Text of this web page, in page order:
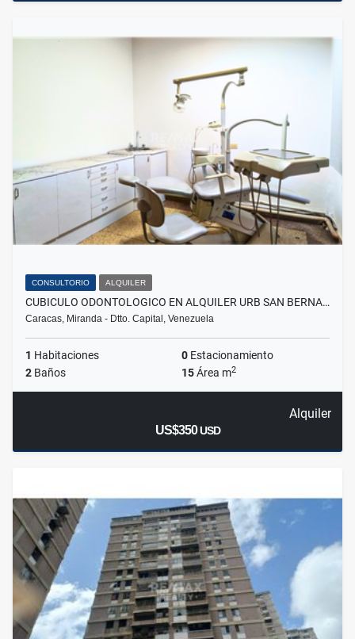
CONSULTORIO ALQUILER
CUBICULO ODONTOLOGICO EN ALQUILER URB SAN BERNA…
Caracas, Miranda - Dtto. Capital, Venezuela
1 Habitaciones 0 Estacionamiento
2 Baños 15Área m2
Alquiler
US$350USD